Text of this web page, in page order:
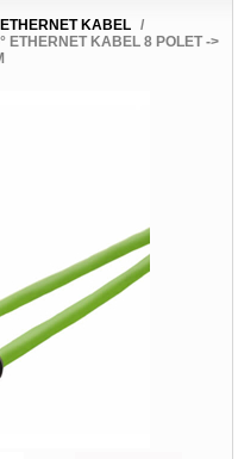
KABEL /
ETHERNET KABEL 8 POLET ->